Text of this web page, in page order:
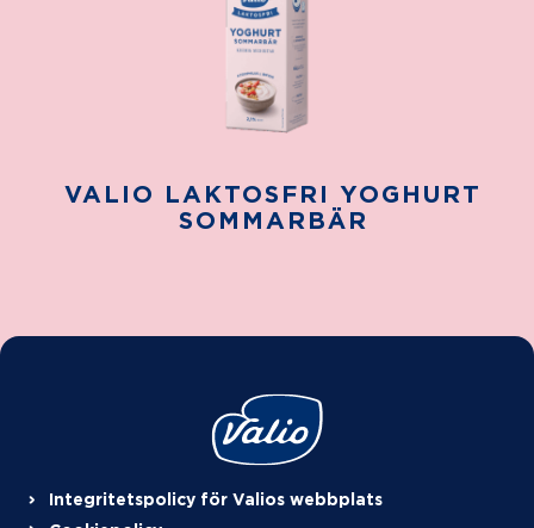
VALIO LAKTOSFRI YOGHURT
SOMMARBÄR
Integritetspolicy för Valios webbplats